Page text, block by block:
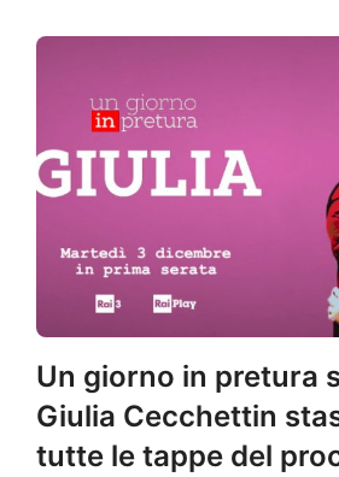
Un giorno in pretura
Giulia Cecchettin
tutte le tappe del